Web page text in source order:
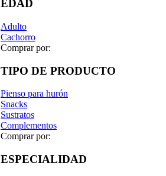
EDAD
Adulto
Cachorro
Comprar por:
TIPO DE PRODUCTO
Pienso para hurón
Snacks
Sustratos
Complementos
Comprar por:
ESPECIALIDAD